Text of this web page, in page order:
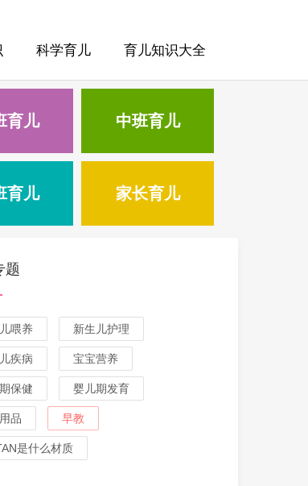
科学育儿 育儿知识大全
育儿 中班育儿
育儿 家长育儿
题
喂养 新生儿护理
疾病 宝宝营养
保健 婴儿期发育
品 早教
是什么材质